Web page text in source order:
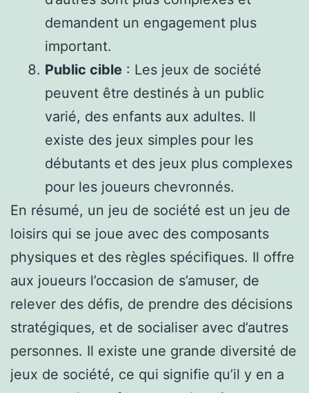
demandent un engagement plus
important.
Public cible : Les jeux de société
peuvent être destinés à un public
varié, des enfants aux adultes. Il
existe des jeux simples pour les
débutants et des jeux plus complexes
pour les joueurs chevronnés.
En résumé, un jeu de société est un jeu de
loisirs qui se joue avec des composants
physiques et des règles spécifiques. Il offre
aux joueurs l’occasion de s’amuser, de
relever des défis, de prendre des décisions
stratégiques, et de socialiser avec d’autres
personnes. Il existe une grande diversité de
jeux de société, ce qui signifie qu’il y en a